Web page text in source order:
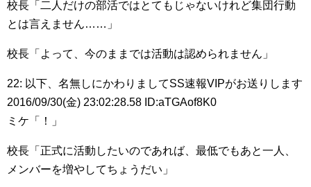
校長「二人だけの部活ではとてもじゃないけれど集団行動
とは言えません……」
校長「よって、今のままでは活動は認められません」
22: 以下、名無しにかわりましてSS速報VIPがお送りします
2016/09/30(金) 23:02:28.58 ID:aTGAof8K0
ミケ「！」
校長「正式に活動したいのであれば、最低でもあと一人、
メンバーを増やしてちょうだい」